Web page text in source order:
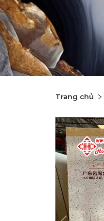
Trang chủ